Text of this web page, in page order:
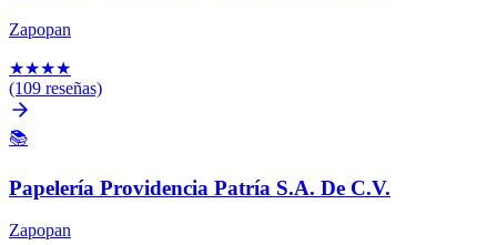
Zapopan
★★★★
(109 reseñas)
📚
Papelería Providencia Patría S.A. De C.V.
Zapopan